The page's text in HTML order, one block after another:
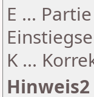
E ...
K ...
Hinweis2